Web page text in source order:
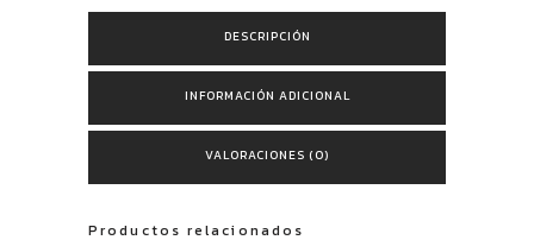
DESCRIPCIÓN
INFORMACIÓN ADICIONAL
VALORACIONES (0)
Productos relacionados